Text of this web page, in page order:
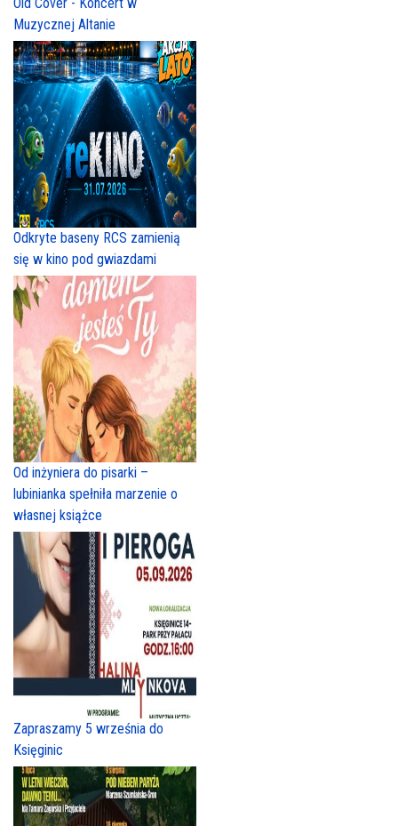
Muzycznej Altanie
Odkryte baseny RCS zamienią
się w kino pod gwiazdami
Od inżyniera do pisarki –
lubinianka spełniła marzenie o
własnej książce
Zapraszamy 5 września do
Księginic